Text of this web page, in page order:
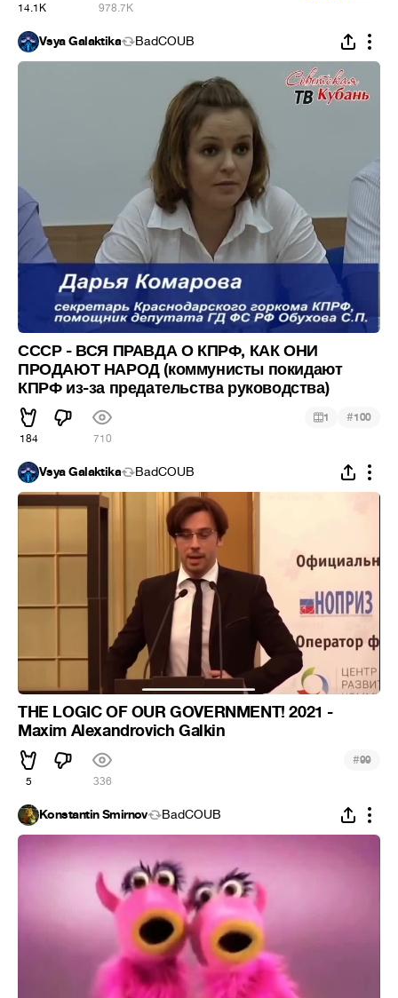
14.1K 978.7K
Vsya Galaktika BadCOUB
СССР - ВСЯ ПРАВДА О КПРФ, КАК ОНИ
ПРОДАЮТ НАРОД (коммунисты покидают
КПРФ из-за предательства руководства)
184 710
1 #100
Vsya Galaktika BadCOUB
THE LOGIC OF OUR GOVERNMENT! 2021 -
Maxim Alexandrovich Galkin
5 336
#99
Konstantin Smirnov BadCOUB